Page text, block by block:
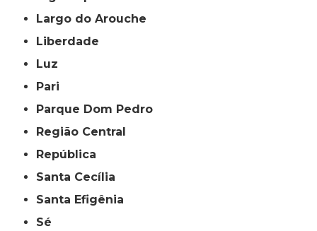
Largo do Arouche
Liberdade
Luz
Pari
Parque Dom Pedro
Região Central
República
Santa Cecília
Santa Efigênia
Sé